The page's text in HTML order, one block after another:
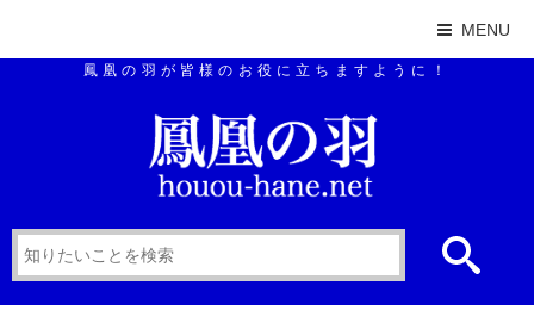
MENU
鳳凰の羽が皆様のお役に立ちますように！